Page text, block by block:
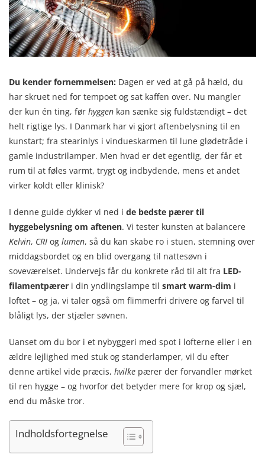
Du kender fornemmelsen: Dagen er ved at gå på hæld, du
har skruet ned for tempoet og sat kaffen over. Nu mangler
der kun én ting, før hyggen kan sænke sig fuldstændigt – det
helt rigtige lys. I Danmark har vi gjort aftenbelysning til en
kunstart; fra stearinlys i vindueskarmen til lune glødetråde i
gamle industrilamper. Men hvad er det egentlig, der får et
rum til at føles varmt, trygt og indbydende, mens et andet
virker koldt eller klinisk?
I denne guide dykker vi ned i de bedste pærer til
hyggebelysning om aftenen. Vi tester kunsten at balancere
Kelvin, CRI og lumen, så du kan skabe ro i stuen, stemning over
middagsbordet og en blid overgang til nattesøvn i
soveværelset. Undervejs får du konkrete råd til alt fra LED-
filamentpærer i din yndlingslampe til smart warm-dim i
loftet – og ja, vi taler også om flimmerfri drivere og farvel til
blåligt lys, der stjæler søvnen.
Uanset om du bor i et nybyggeri med spot i lofterne eller i en
ældre lejlighed med stuk og standerlamper, vil du efter
denne artikel vide præcis, hvilke pærer der forvandler mørket
til ren hygge – og hvorfor det betyder mere for krop og sjæl,
end du måske tror.
Indholdsfortegnelse